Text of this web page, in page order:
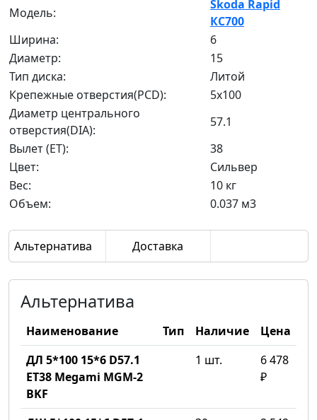
Модель:
Skoda Rapid
КС700
Ширина:
6
Диаметр:
15
Тип диска:
Литой
Крепежные отверстия(PCD):
5x100
Диаметр центрального
отверстия(DIA):
57.1
Вылет (ET):
38
Цвет:
Сильвер
Вес:
10 кг
Объем:
0.037 м3
Альтернатива Доставка
Альтернатива
Наименование Тип Наличие
Цена
ДЛ 5*100 15*6 D57.1
ET38 Megami MGM-2
BKF
1 шт.
6 478
₽